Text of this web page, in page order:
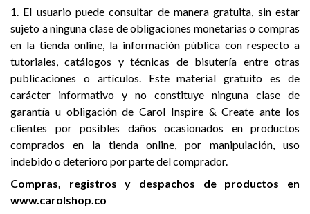
1. El usuario puede consultar de manera gratuita, sin estar
sujeto a ninguna clase de obligaciones monetarias o compras
en la tienda online, la información pública con respecto a
tutoriales, catálogos y técnicas de bisutería entre otras
publicaciones o artículos. Este material gratuito es de
carácter informativo y no constituye ninguna clase de
garantía u obligación de Carol Inspire & Create ante los
clientes por posibles daños ocasionados en productos
comprados en la tienda online, por manipulación, uso
indebido o deterioro por parte del comprador.
Compras, registros y despachos de productos en
www.carolshop.co